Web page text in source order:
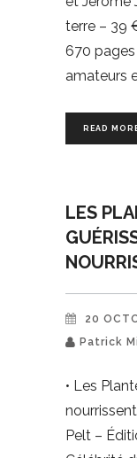
terre – 39
670
amateurs
READ
LES
20
Patrick
• Les
Pelt –